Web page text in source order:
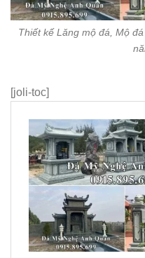
Thiết kế Lăng mộ đá, Mộ
[joli-toc]